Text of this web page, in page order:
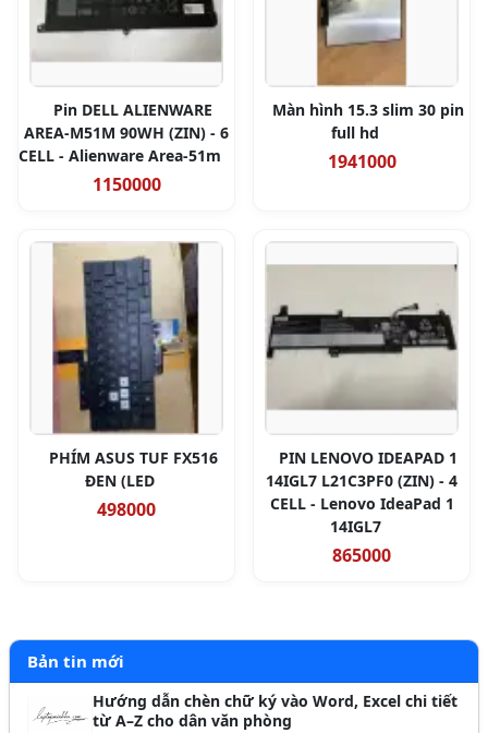
Pin DELL ALIENWARE
AREA-M51M 90WH (ZIN) - 6
CELL - Alienware Area-51m
1150000
Màn hình 15.3 slim 30 pin
full hd
1941000
PHÍM ASUS TUF FX516
ĐEN (LED
498000
PIN LENOVO IDEAPAD 1
14IGL7 L21C3PF0 (ZIN) - 4
CELL - Lenovo IdeaPad 1
14IGL7
865000
Bản tin mới
Hướng dẫn chèn chữ ký vào Word, Excel chi tiết
từ A–Z cho dân văn phòng